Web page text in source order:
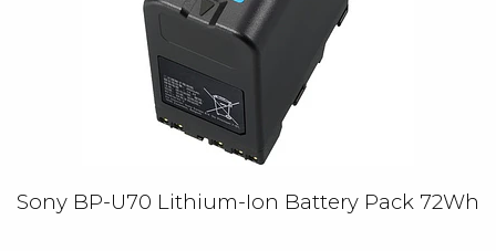
Sony BP-U70 Lithium-Ion Battery Pack 72Wh